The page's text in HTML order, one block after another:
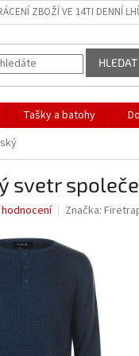
ZBOŽÍ VE 14TI DENNÍ
HLEDAT
Tašky a batohy
svetr
Značka: